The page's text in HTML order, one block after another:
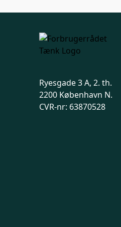
Ryesgade 3 A, 2. th.
2200 København N.
CVR-nr: 63870528